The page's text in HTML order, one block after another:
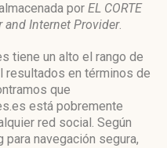
por EL CORTE
and Internet Provider.
tiene un alto el rango de
resultados en términos de
que
está pobremente
red social. Según
navegación segura,